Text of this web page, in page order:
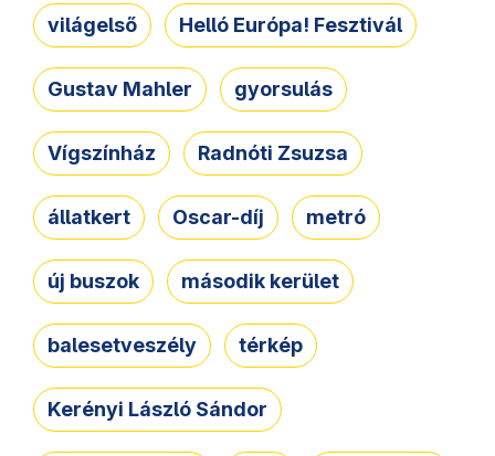
világelső Helló Európa! Fesztivál
Gustav Mahler gyorsulás
Vígszínház Radnóti Zsuzsa
állatkert Oscar-díj metró
új buszok második kerület
balesetveszély térkép
Kerényi László Sándor